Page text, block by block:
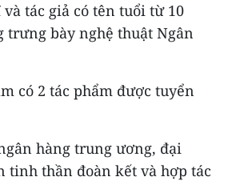
tác giả có tên tuổi từ 10
trưng bày nghệ thuật Ngân
có 2 tác phẩm được tuyển
hàng trung ương, đại
tinh thần đoàn kết và hợp tác